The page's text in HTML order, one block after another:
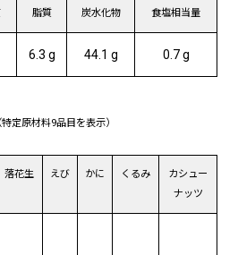
脂質 炭水化物 食塩相当量
6.3 g 44.1 g 0.7 g
特定原材料9品目を表示）
落花生 えび かに くるみ
カシュー
ナッツ